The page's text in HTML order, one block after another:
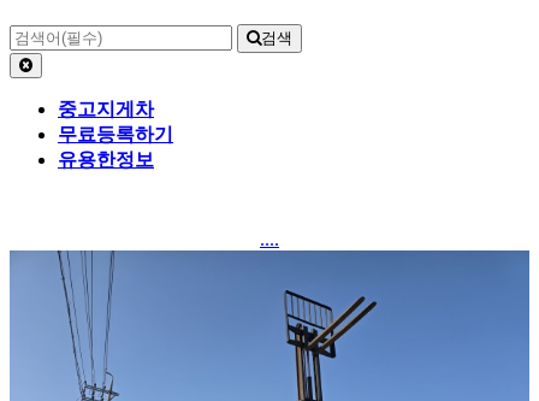
검색
중고지게차
무료등록하기
유용한정보
....